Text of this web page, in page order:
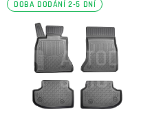
DOBA DODÁNÍ 2-5 DNÍ